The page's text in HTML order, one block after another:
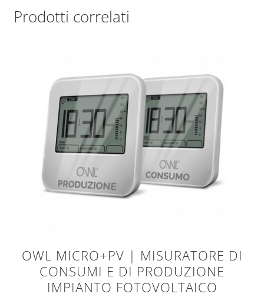
Prodotti correlati
OWL MICRO+PV | MISURATORE DI
CONSUMI E DI PRODUZIONE
IMPIANTO FOTOVOLTAICO